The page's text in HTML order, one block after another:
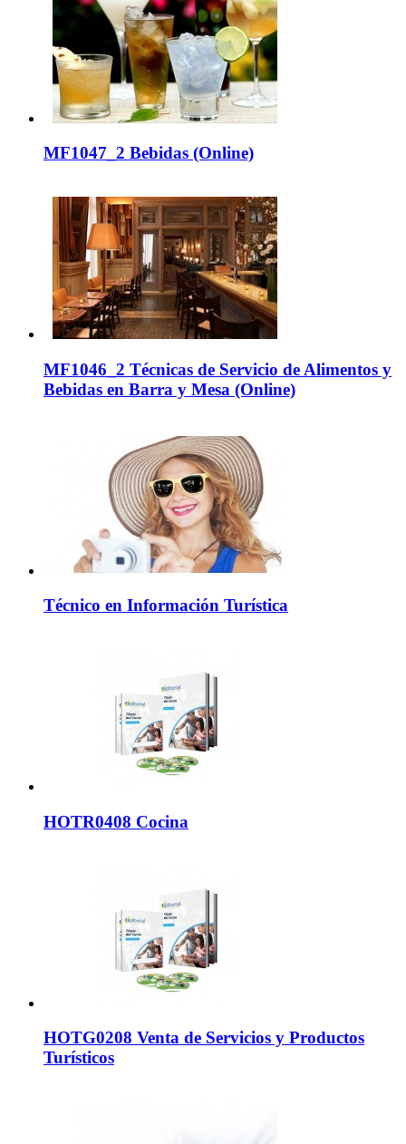
MF1047_2 Bebidas (Online)
MF1046_2 Técnicas de Servicio de Alimentos y
Bebidas en Barra y Mesa (Online)
Técnico en Información Turística
HOTR0408 Cocina
HOTG0208 Venta de Servicios y Productos
Turísticos